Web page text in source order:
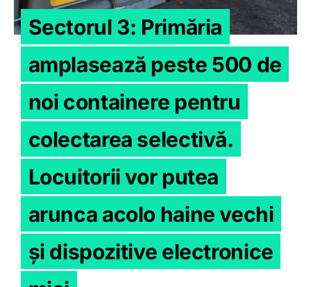
Sectorul 3: Primăria
amplasează peste 500 de
noi containere pentru
colectarea selectivă.
Locuitorii vor putea
arunca acolo haine vechi
și dispozitive electronice